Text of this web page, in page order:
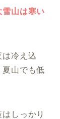
雪山は寒い
は冷え込
山でも低
しっかり